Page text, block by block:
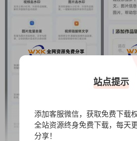
站点提示
添加客服微信，获取免费下载
全站资源终身免费下载，每天
分享！